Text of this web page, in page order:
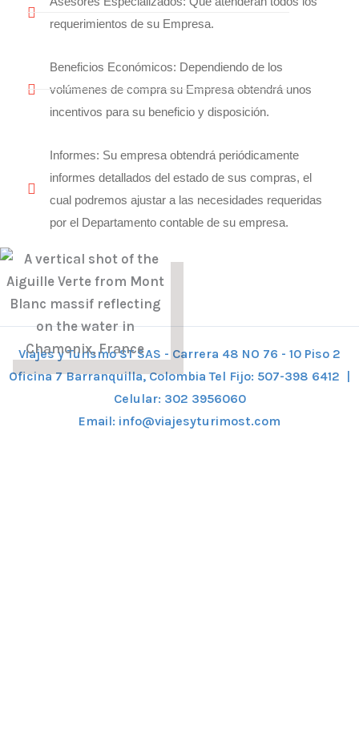
requerimientos de su Empresa.
Beneficios Económicos: Dependiendo de los
volúmenes de compra su Empresa obtendrá unos
incentivos para su beneficio y disposición.
Informes: Su empresa obtendrá periódicamente
informes detallados del estado de sus compras, el
cual podremos ajustar a las necesidades requeridas
por el Departamento contable de su empresa.
Viajes y Turismo ST SAS - Carrera 48 NO 76 - 10 Piso 2
Oficina 7 Barranquilla, Colombia Tel Fijo: 507-398 6412 |
Celular: 302 3956060
Email: info@viajesyturimost.com